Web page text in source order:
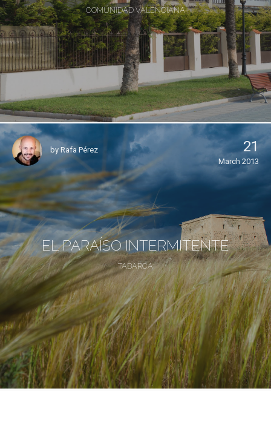
COMUNIDAD VALENCIANA
by Rafa Pérez 21
March 2013
EL PARAÍSO INTERMITENTE
TABARCA